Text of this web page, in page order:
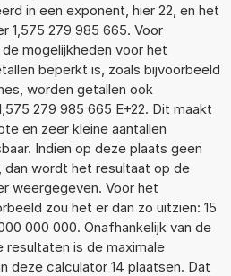
in een exponent, hier 22, en het
1,575 279 985 665. Voor
mogelijkheden voor het
beperkt is, zoals bijvoorbeeld
worden getallen ook
279 985 665 E+22. Dit maakt
en zeer kleine aantallen
Indien op deze plaats geen
dan wordt het resultaat op de
weergegeven. Voor het
zou het er dan zo uitzien: 15
000 000. Onafhankelijk van de
resultaten is de maximale
deze calculator 14 plaatsen. Dat